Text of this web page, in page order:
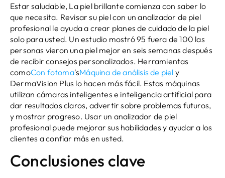
Estar saludable, La piel brillante comienza con saber lo
que necesita. Revisar su piel con un analizador de piel
profesional le ayuda a crear planes de cuidado de la piel
solo para usted. Un estudio mostró 95 fuera de 100 las
personas vieron una piel mejor en seis semanas después
de recibir consejos personalizados. Herramientas
comoCon fotoma'sMáquina de análisis de piel y
DermaVision Plus lo hacen más fácil. Estas máquinas
utilizan cámaras inteligentes e inteligencia artificial para
dar resultados claros, advertir sobre problemas futuros,
y mostrar progreso. Usar un analizador de piel
profesional puede mejorar sus habilidades y ayudar a los
clientes a confiar más en usted.
Conclusiones clave